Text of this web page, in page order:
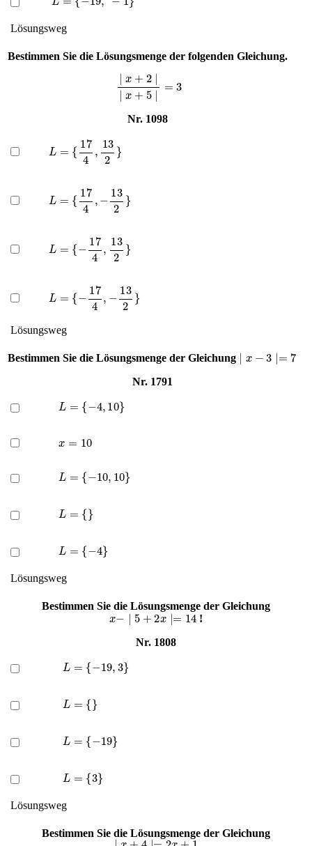
Lösungsweg
Bestimmen Sie die Lösungsmenge der folgenden Gleichung.
x+2∣∣ ∣=
Nr. 1098
L 174, 132}
L 174, 132}
L − 174, 132}
L {− 174, 132}
Lösungsweg
Bestimmen Sie die Lösungsmenge der Gleichung 3 ∣=
Nr. 1791
{− ,10 }
10
L {− 10,10 }
L }
L {− }
Lösungsweg
Bestimmen Sie die Lösungsmenge der Gleichung
x−∣5+2x∣=14 !
Nr. 1808
{− 19,3 }
L }
L − 19 }
L 3}
Lösungsweg
Bestimmen Sie die Lösungsmenge der Gleichung
∣ x+4∣=2x+1